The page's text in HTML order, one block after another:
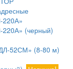
(черный)
52СМ» (8-80 м)